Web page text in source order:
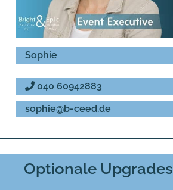
Sophie
040 60942883
sophie@b-ceed.de
Optionale Upgrades